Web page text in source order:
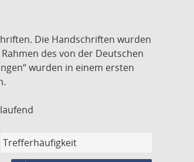
Die Handschriften wurden
des von der Deutschen
wurden in einem ersten
laufend